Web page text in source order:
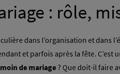
: rôle,
dans l’organisation et dans
et parfois après la fête.
de mariage ? Que doit-il faire